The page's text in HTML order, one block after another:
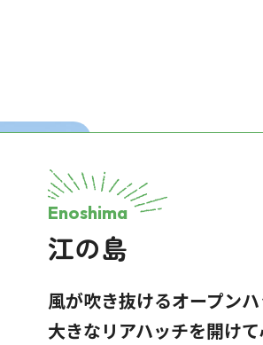
Enoshima
江の島
風が吹き抜けるオープン
大きなリアハッチを開け